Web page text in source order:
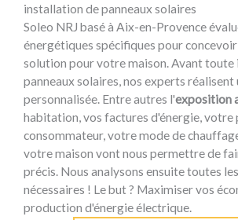
installation de panneaux solaires
Soleo NRJ basé à Aix-en-Provence
énergétiques spécifiques pour
solution pour votre maison. Avant
panneaux solaires, nos experts réalisent
personnalisée. Entre autres l'exposition
habitation, vos factures d'énergie, votre
consommateur, votre mode de
votre maison vont nous permettre de
précis. Nous analysons ensuite toutes
nécessaires ! Le but ? Maximiser vos
production d'énergie électrique.